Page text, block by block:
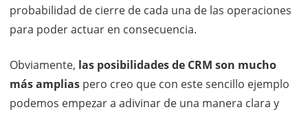
probabilidad de cierre de cada una de las operaciones
para poder actuar en consecuencia.
Obviamente, las posibilidades de CRM son mucho
más amplias pero creo que con este sencillo ejemplo
podemos empezar a adivinar de una manera clara y